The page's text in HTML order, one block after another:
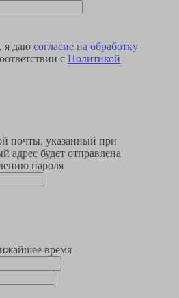
я даю согласие на обработку
с Политикой
почты, указанный при
адрес будет отправлена
пароля
время